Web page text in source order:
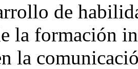
de
la formación
la